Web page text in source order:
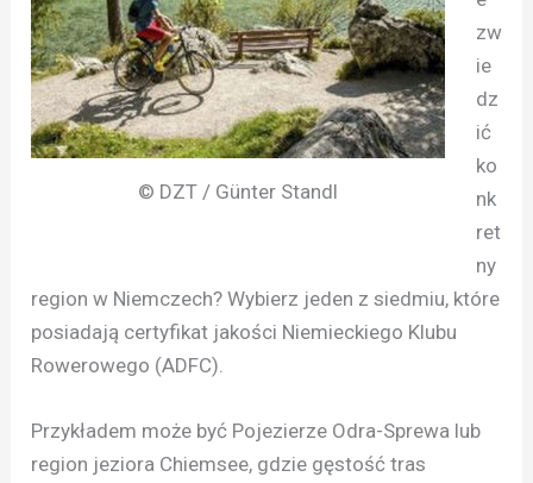
© DZT / Günter Standl
zw
ie
dz
ić
ko
nk
ret
ny
region w Niemczech? Wybierz jeden z siedmiu, które
posiadają certyfikat jakości Niemieckiego Klubu
Rowerowego (ADFC).
Przykładem może być Pojezierze Odra-Sprewa lub
region jeziora Chiemsee, gdzie gęstość tras